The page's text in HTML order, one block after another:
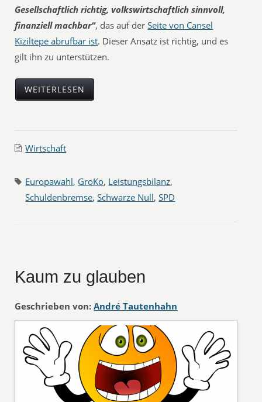
Gesellschaftlich richtig, volkswirtschaftlich sinnvoll,
finanziell machbar“, das auf derSeite von Cansel
Kiziltepe abrufbar ist. Dieser Ansatz ist richtig, und es
gilt ihn zu unterstützen.
WEITERLESEN
Wirtschaft
Europawahl, GroKo, Leistungsbilanz,
Schuldenbremse,Schwarze Null,SPD
Kaum zu glauben
Geschrieben von: André Tautenhahn